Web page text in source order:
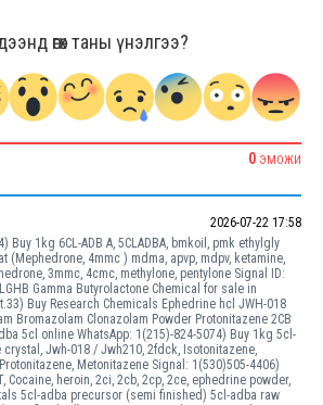
өгөх таны үнэлгээ?
0 ЭМОЖИ
2026-07-22 17:58
Buy 1kg 6CL-ADB A, 5CLADBA, bmkoil, pmk ethylgly
(Mephedrone, 4mmc ) mdma, apvp, mdpv, ketamine,
3mmc, 4cmc, methylone, pentylone Signal ID:
Gamma Butyrolactone Chemical for sale in
Buy Research Chemicals Ephedrine hcl JWH-018
Bromazolam Clonazolam Powder Protonitazene 2CB
5cl online WhatsApp: 1(215)-824-5074) Buy 1kg 5cl-
crystal, Jwh-018 / Jwh210, 2fdck, Isotonitazene,
Metonitazene Signal: 1(530)505-4406)
Cocaine, heroin, 2ci, 2cb, 2cp, 2ce, ephedrine powder,
5cl-adba precursor (semi finished) 5cl-adba raw